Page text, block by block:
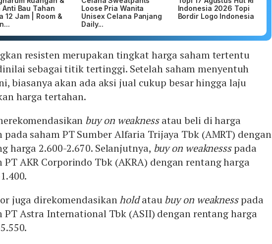
Anti Bau Tahan
12 Jam | Room &
Loose Pria Wanita
Unisex Celana Panjang
Daily...
Indonesia 2026 Topi
Bordir Logo Indonesia
resisten merupakan tingkat harga saham tertentu
sebagai titik tertinggi. Setelah saham menyentuh
biasanya akan ada aksi jual cukup besar hingga laju
harga tertahan.
buy on weaknessatau beli di harga
pada saham PT Sumber Alfaria Trijaya Tbk (AMRT) dengan
harga 2.600-2.670. Selanjutnya, buy on weaknessspada
PT AKR Corporindo Tbk (AKRA) dengan rentang harga
juga direkomendasikanholdataubuy on weaknesspada
PT Astra International Tbk (ASII) dengan rentang harga